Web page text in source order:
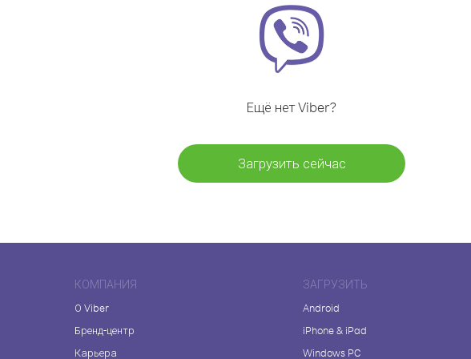
Ещё нет Viber?
Загрузить сейчас
КОМПАНИЯ
О Viber
Бренд-центр
Карьера
ЗАГРУЗИТЬ
Android
iPhone & iPad
Windows PC